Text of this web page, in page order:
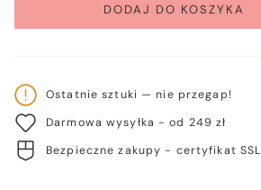
DODAJ DO KOSZYKA
Ostatnie sztuki — nie przegap!
Darmowa wysyłka - od 249 zł
Bezpieczne zakupy - certyfikat SSL